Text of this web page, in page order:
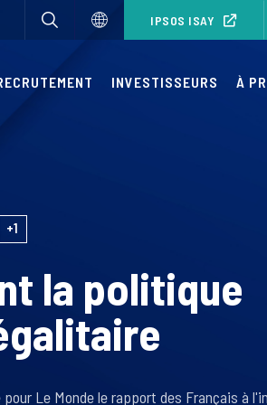
IPSOS ISAY
INVESTISSEURS À
+1
la politique
Le Monde le rapport des Français à